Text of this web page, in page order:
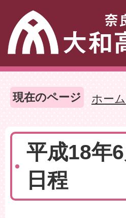
現在のページ ホーム
平成18年
日程